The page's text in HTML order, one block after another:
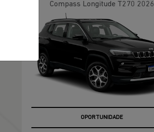
Compass Longitude T270 2026
OPORTUNIDADE